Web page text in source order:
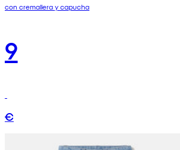
con cremallera y capucha
9
€